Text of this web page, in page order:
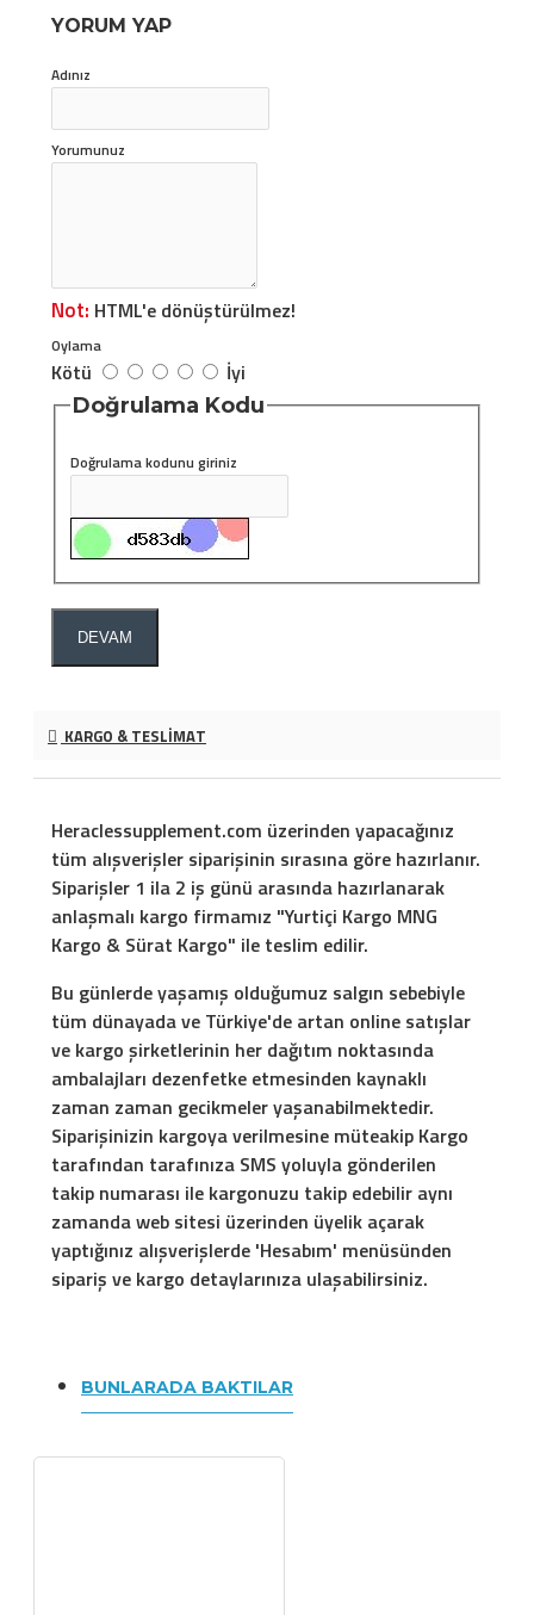
YORUM YAP
Adınız
Yorumunuz
Not: HTML'e dönüştürülmez!
Oylama
Kötü İyi
Doğrulama Kodu
Doğrulama kodunu giriniz
DEVAM
KARGO & TESLIMAT
Heraclessupplement.com üzerinden yapacağınız
tüm alışverişler siparişinin sırasına göre hazırlanır.
Siparişler 1 ila 2 iş günü arasında hazırlanarak
anlaşmalı kargo firmamız "Yurtiçi Kargo MNG
Kargo & Sürat Kargo" ile teslim edilir.
Bu günlerde yaşamış olduğumuz salgın sebebiyle
tüm dünayada ve Türkiye'de artan online satışlar
ve kargo şirketlerinin her dağıtım noktasında
ambalajları dezenfetke etmesinden kaynaklı
zaman zaman gecikmeler yaşanabilmektedir.
Siparişinizin kargoya verilmesine müteakip Kargo
tarafından tarafınıza SMS yoluyla gönderilen
takip numarası ile kargonuzu takip edebilir aynı
zamanda web sitesi üzerinden üyelik açarak
yaptığınız alışverişlerde 'Hesabım' menüsünden
sipariş ve kargo detaylarınıza ulaşabilirsiniz.
BUNLARADA BAKTILAR